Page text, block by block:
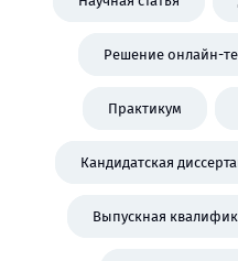
Решение онлайн-
Практикум
Кандидатская
Выпускная